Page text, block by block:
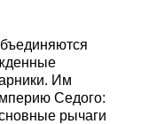
Им
Седого:
рычаги